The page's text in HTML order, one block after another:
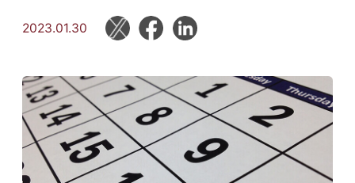
2023.01.30